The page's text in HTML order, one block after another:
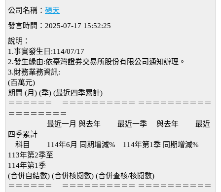
公司名稱： 碩天
發言時間：2025-07-17 15:52:25
說明：
1.事實發生日:114/07/17
2.發生緣由:依臺灣證券交易所股份有限公司通知辦理。
3.財務業務資訊:
(百萬元)
期間 (月) (季) (最近四季累計)
＝＝＝＝＝＝ ＝＝＝＝＝＝＝＝＝＝ ＝＝＝＝＝＝＝＝＝＝
＝＝＝＝＝＝＝＝
最近一月 與去年 最近一季 與去年 最近
四季累計
科目 114年6月 同期增減% 114年第1季 同期增減%
113年第2季至
114年第1季
(合併自結數) (合併核閱數) (合併查核/核閱數)
＝＝＝＝＝＝ ＝＝＝＝＝＝＝＝＝＝ ＝＝＝＝＝＝＝＝＝＝